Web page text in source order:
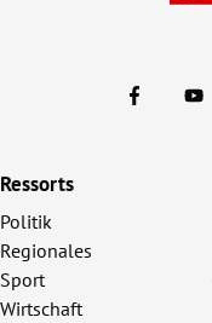
Ressorts
Politik
Regionales
Sport
Wirtschaft